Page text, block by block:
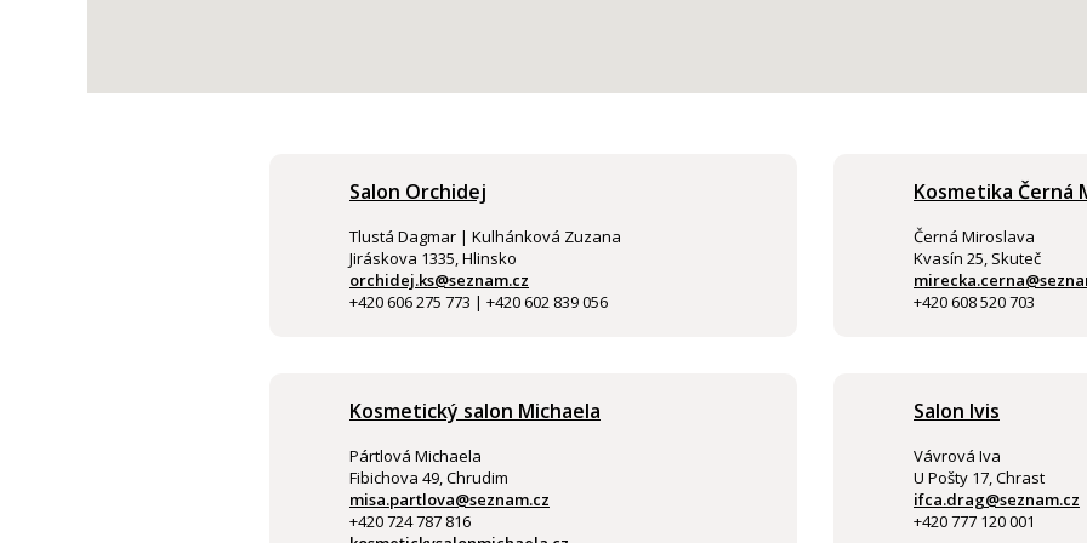
Salon Orchidej
Tlustá Dagmar | Kulhánková Zuzana
Jiráskova 1335, Hlinsko
orchidej.ks@seznam.cz
+420 606 275 773 | +420 602 839 056
Kosmetika Černá
Černá Miroslava
Kvasín 25, Skuteč
+420 608 520 703
Kosmetický salon Michaela
Pártlová Michaela
Fibichova 49, Chrudim
misa.partlova@seznam.cz
+420 724 787 816
Salon Ivis
Vávrová Iva
U Pošty 17, Chrast
ifca.drag@seznam.cz
+420 777 120 001